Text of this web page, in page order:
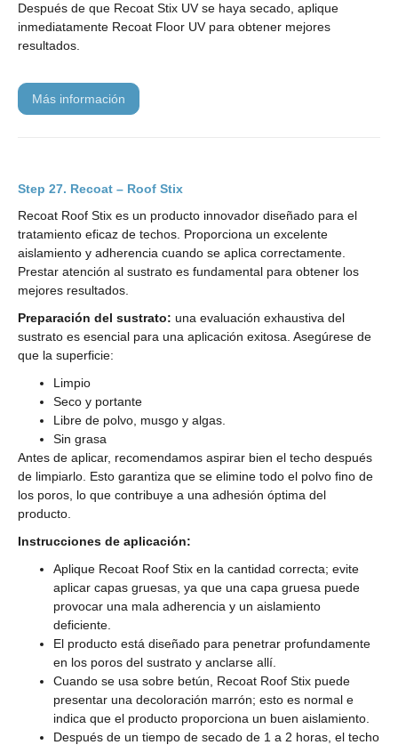
Después de que Recoat Stix UV se haya secado, aplique
inmediatamente Recoat Floor UV para obtener mejores
resultados.
más información
Recoat – Roof Stix
Recoat Roof Stix es un producto innovador diseñado para el
tratamiento eficaz de techos. Proporciona un excelente
aislamiento y adherencia cuando se aplica correctamente.
Prestar atención al sustrato es fundamental para obtener los
mejores resultados.
Preparación del sustrato: una evaluación exhaustiva del
sustrato es esencial para una aplicación exitosa. Asegúrese de
que la superficie:
Limpio
Seco y portante
Libre de polvo, musgo y algas.
Sin grasa
Antes de aplicar, recomendamos aspirar bien el techo después
de limpiarlo. Esto garantiza que se elimine todo el polvo fino de
los poros, lo que contribuye a una adhesión óptima del
producto.
Instrucciones de aplicación:
Aplique Recoat Roof Stix en la cantidad correcta; evite
aplicar capas gruesas, ya que una capa gruesa puede
provocar una mala adherencia y un aislamiento
deficiente.
El producto está diseñado para penetrar profundamente
en los poros del sustrato y anclarse allí.
Cuando se usa sobre betún, Recoat Roof Stix puede
presentar una decoloración marrón; esto es normal e
indica que el producto proporciona un buen aislamiento.
Después de un tiempo de secado de 1 a 2 horas, el techo